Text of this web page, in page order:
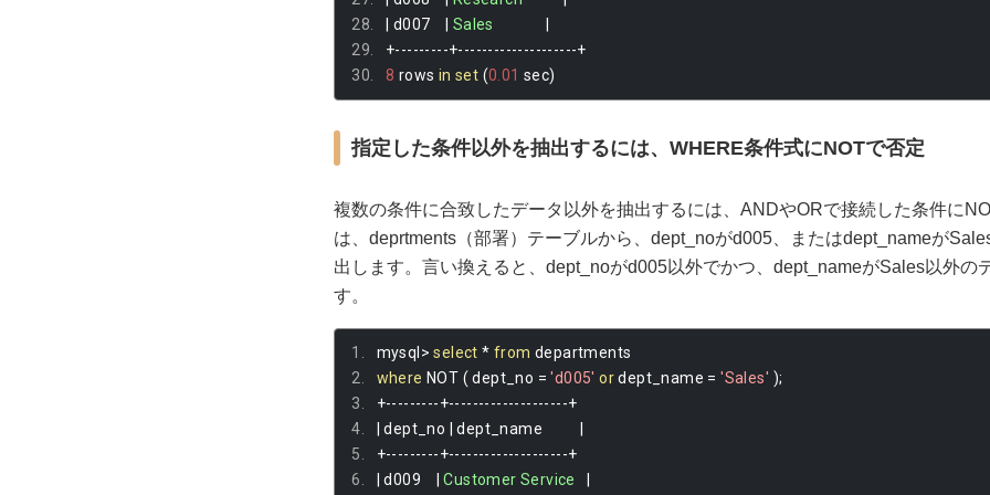
d007 Sales
+---------+--------------------+
8 rows in set (0.01 sec)
指定した条件以外を抽出するには、WHERE条件式にNOTで否定
複数の条件に合致したデータ以外を抽出するには、ANDやORで接続した条件に
は、deprtments（部署）テーブルから、dept_noがd005、またはdept_nameが
出します。言い換えると、dept_noがd005以外でかつ、dept_nameがSales以外の
す。
mysql > select * from departments
where NOT ( dept_no = 'd005' or dept_name = 'Sales' );
+---------+--------------------+
dept_no dept_name
+---------+--------------------+
d009 Customer Service